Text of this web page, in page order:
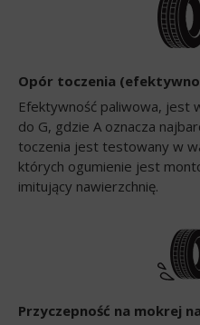
Opór toczenia
Efektywność paliwowa, jest
do G, gdzie A oznacza
toczenia jest testowany w
których ogumienie jest
imitujący nawierzchnię.
Przyczepność na mokrej